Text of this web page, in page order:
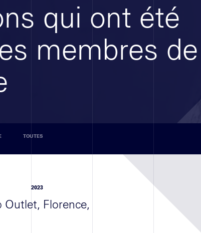
qui ont été
membres de
TOUTES
2023
Outlet, Florence,